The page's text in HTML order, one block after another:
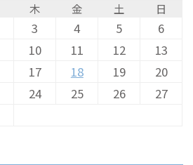
木 金 土 日
3 4 5
6
10 11 12
13
17 18 19
20
24 25 26
27